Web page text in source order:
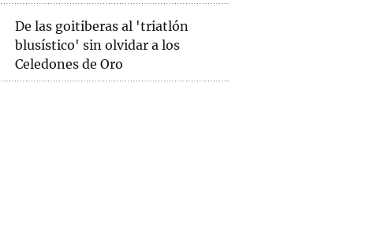
De las goitiberas al 'triatlón
blusístico' sin olvidar a los
Celedones de Oro